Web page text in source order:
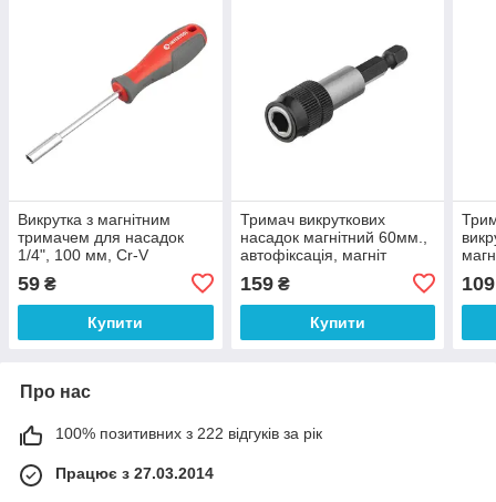
Викрутка з магнітним
тримачем для насадок
1/4", 100 мм, Cr-V
59 ₴
Купити
Тримач викруткових
насадок магнітний 60мм.,
автофiксацiя, магніт
INTERTOOL VT-0239
159₴
Купити
г
109
Про нас
100% позитивних з 222 відгуків за рік
Працює з 27.03.2014